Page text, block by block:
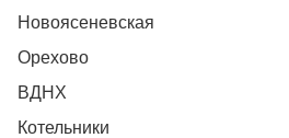
Новоясеневская
Орехово
ВДНХ
Котельники